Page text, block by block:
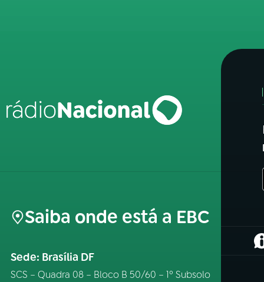
Saiba onde está a EBC
Sede: Brasília DF
SCS – Quadra 08 – Bloco B 50/60 – 1º Subsolo